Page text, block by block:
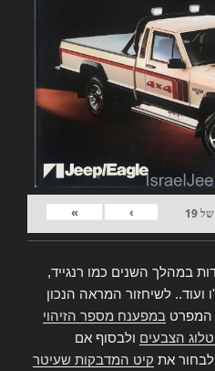
של19
›
»
במהלך השנים כמו רנגייד,
ועוד.. לשיחזור המראה הנכון
המפרט במפענח מספר הזיהוי
הצבעים ולבסוף אם
את קיט המדבקות שעיטר